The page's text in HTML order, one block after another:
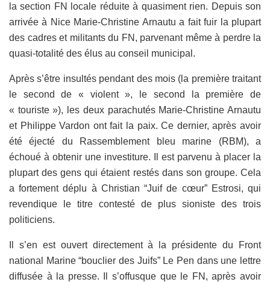
la section FN locale réduite à quasiment rien. Depuis son
arrivée à Nice Marie-Christine Arnautu a fait fuir la plupart
des cadres et militants du FN, parvenant même à perdre la
quasi-totalité des élus au conseil municipal.
Après s’être insultés pendant des mois (la première traitant
le second de « violent », le second la première de
« touriste »), les deux parachutés Marie-Christine Arnautu
et Philippe Vardon ont fait la paix. Ce dernier, après avoir
été éjecté du Rassemblement bleu marine (RBM), a
échoué à obtenir une investiture. Il est parvenu à placer la
plupart des gens qui étaient restés dans son groupe. Cela
a fortement déplu à Christian “Juif de cœur” Estrosi, qui
revendique le titre contesté de plus sioniste des trois
politiciens.
Il s’en est ouvert directement à la présidente du Front
national Marine “bouclier des Juifs” Le Pen dans une lettre
diffusée à la presse. Il s’offusque que le FN, après avoir